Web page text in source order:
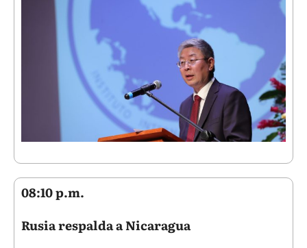
08:10 p.m.
Rusia respalda a Nicaragua